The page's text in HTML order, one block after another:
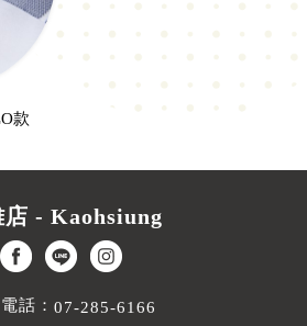
款
店 - Kaohsiung
話： 07-285-6166